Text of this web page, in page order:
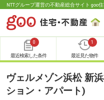
NTTグループ運営の不動産総合サイト goo
0
最近検索した条件
1
最近見た物件
ヴェルメゾン浜松 新
ション・アパート)